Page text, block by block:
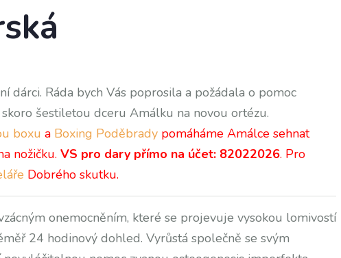
dárci. Ráda bych Vás poprosila a požádala o pomoc
šestiletou dceru Amálku na novou ortézu.
boxu a Boxing Poděbrady pomáháme Amálce sehnat
nožičku. VS pro dary přímo na účet: 82022026. Pro
Dobrého skutku.
onemocněním, které se projevuje vysokou lomivostí
24 hodinový dohled. Vyrůstá společně se svým